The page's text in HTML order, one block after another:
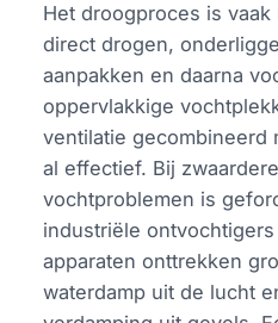
Het droogproces is
direct drogen,
aanpakken en daarna
oppervlakkige
ventilatie gecombineerd
al effectief. Bij
vochtproblemen is
industriële
apparaten onttrekken
waterdamp uit de lucht